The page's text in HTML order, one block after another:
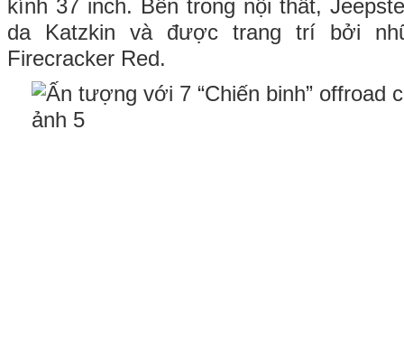
kính 37 inch. Bên trong nội thất,
da Katzkin và được trang trí bởi
Firecracker Red.